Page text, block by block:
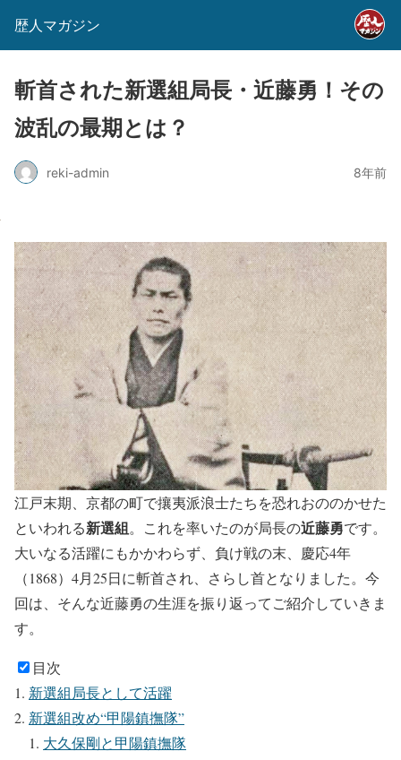
歴人マガジン
斬首された新選組局長・近藤勇！その
波乱の最期とは？
reki-admin 8年前
江戸末期、京都の町で攘夷派浪士たちを恐れおののかせた
といわれる新選組。これを率いたのが局長の近藤勇です。
大いなる活躍にもかかわらず、負け戦の末、慶応4年
（1868）4月25日に斬首され、さらし首となりました。今
回は、そんな近藤勇の生涯を振り返ってご紹介していきま
す。
目次
新選組局長として活躍
新選組改め“甲陽鎮撫隊”
大久保剛と甲陽鎮撫隊